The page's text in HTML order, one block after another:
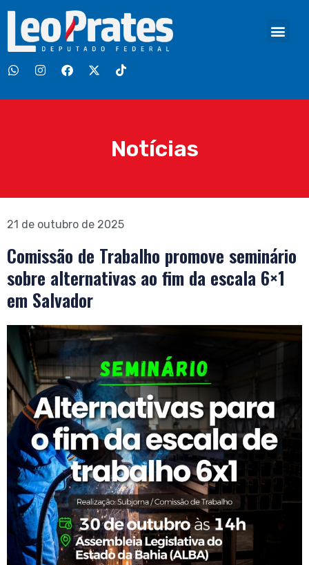
Notícias
21 de outubro de 2025
Comissão de Trabalho promove seminário
sobre alternativas ao fim da escala 6×1
em Salvador